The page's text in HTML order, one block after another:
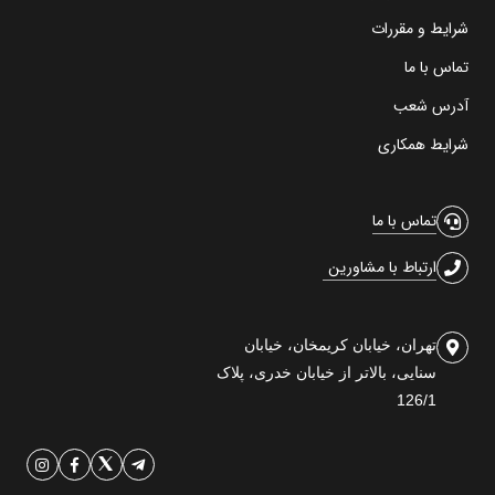
شرایط و مقررات
تماس با ما
آدرس شعب
شرایط همکاری
تماس با ما
ارتباط با مشاورین
تهران، خیابان کریمخان، خیابان
سنایی، بالاتر از خیابان خدری، پلاک
126/1